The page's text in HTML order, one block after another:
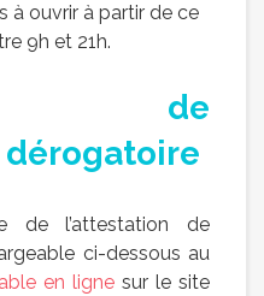
à ouvrir à partir de ce
9h et 21h.
de
de l’attestation de
ci-dessous au
en ligne sur le site